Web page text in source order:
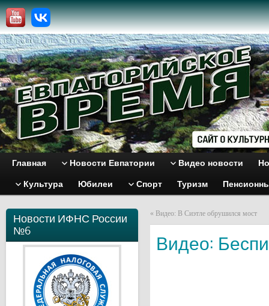
Главная Новости Евпатории Видео новости
Культура Юбилеи Спорт Туризм
Новости ИФНС России
№6
« Видео: В Сиэтле обрушился мост
Видео: